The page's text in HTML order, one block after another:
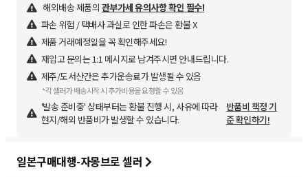
해외배송 제품의 관부가세 유의사항 확인 필수!
파손 위험 / 택배사 과실로 인한 파손은 환불 X
제품 거래예정일을 꼭 확인해주세요!
재입고 문의는 1:1 메시지로 남겨주시면 안내드립니다.
제주/도서산간은 추가운송료가 발생될 수 있음
*각 셀러가 배송시작 시 추가비용을 요청할 수 있음
'발송 준비중' 상태부터는 환불 진행 시, 사유에 따라
현지/해외 반품비가 발생할 수 있습니다.
반품비 책정 기
준 확인하기!
일본구매대행-자몽브로 셀러